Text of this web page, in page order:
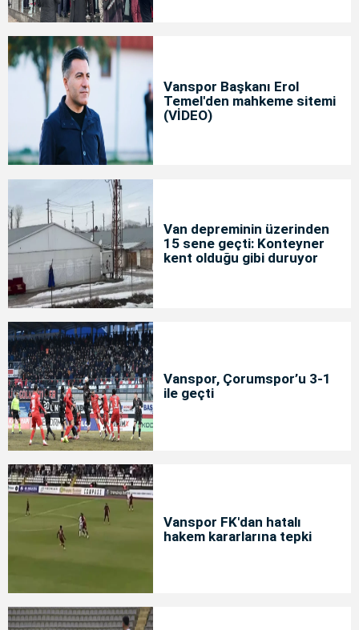
Vanspor Başkanı Erol
Temel'den mahkeme sitemi
(VİDEO)
Van depreminin üzerinden
15 sene geçti: Konteyner
kent olduğu gibi duruyor
Vanspor, Çorumspor’u 3-1
ile geçti
Vanspor FK'dan hatalı
hakem kararlarına tepki